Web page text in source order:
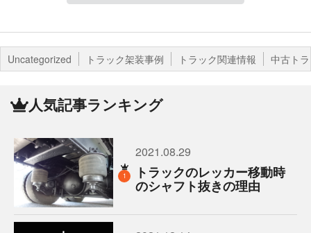
Uncategorized トラック架装事例 トラック関連情報 中古ト
人気記事ランキング
1
2021.08.29
トラックのレッカー移動時
のシャフト抜きの理由